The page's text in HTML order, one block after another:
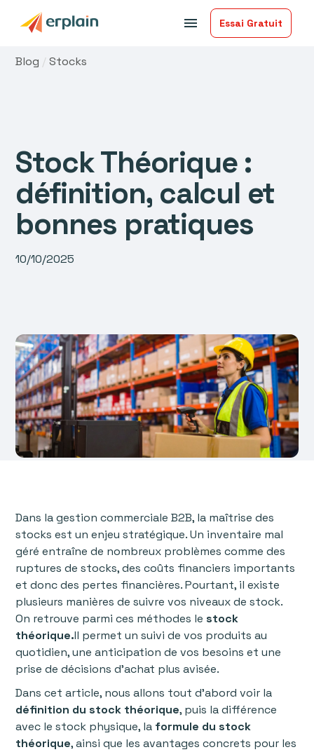
menu Essai Gratuit
Blog /Stocks
Stock Théorique :
définition, calcul et
bonnes pratiques
10/10/2025
Dans la gestion commerciale B2B, la maîtrise des
stocks est un enjeu stratégique. Un inventaire mal
géré entraîne de nombreux problèmes comme des
ruptures de stocks, des coûts financiers importants
et donc des pertes financières. Pourtant, il existe
plusieurs manières de suivre vos niveaux de stock.
On retrouve parmi ces méthodes lestock
théorique.Il permet un suivi de vos produits au
quotidien, une anticipation de vos besoins et une
prise de décisions d’achat plus avisée.
Dans cet article, nous allons tout d’abord voir la
définition du stock théorique, puis la différence
avec le stock physique, la formule du stock
théorique, ainsi que les avantages concrets pour les